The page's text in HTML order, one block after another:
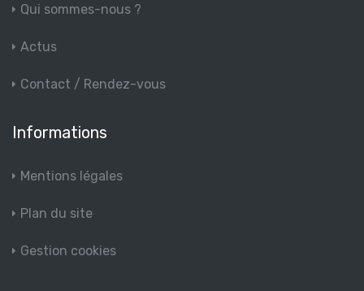
Qui sommes-nous ?
Actus
Contact / Rendez-vous
Informations
Mentions légales
Plan du site
Gestion cookies